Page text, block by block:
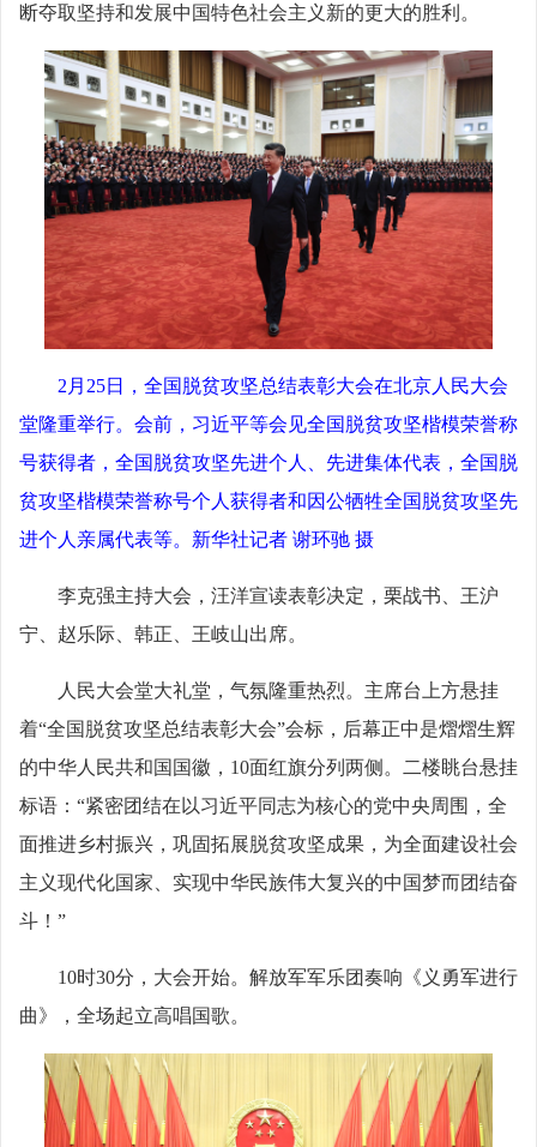
断夺取坚持和发展中国特色社会主义新的更大的胜利。
2月25日，全国脱贫攻坚总结表彰大会在北京人民大会
堂隆重举行。会前，习近平等会见全国脱贫攻坚楷模荣誉称
号获得者，全国脱贫攻坚先进个人、先进集体代表，全国脱
贫攻坚楷模荣誉称号个人获得者和因公牺牲全国脱贫攻坚先
进个人亲属代表等。新华社记者 谢环驰 摄
李克强主持大会，汪洋宣读表彰决定，栗战书、王沪
宁、赵乐际、韩正、王岐山出席。
人民大会堂大礼堂，气氛隆重热烈。主席台上方悬挂
着“全国脱贫攻坚总结表彰大会”会标，后幕正中是熠熠生辉
的中华人民共和国国徽，10面红旗分列两侧。二楼眺台悬挂
标语：“紧密团结在以习近平同志为核心的党中央周围，全
面推进乡村振兴，巩固拓展脱贫攻坚成果，为全面建设社会
主义现代化国家、实现中华民族伟大复兴的中国梦而团结奋
斗！”
10时30分，大会开始。解放军军乐团奏响《义勇军进行
曲》，全场起立高唱国歌。